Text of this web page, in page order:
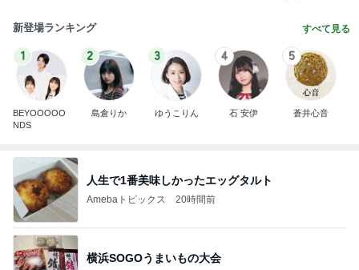
新登場ランキング すべて見る
1
BEYOOOOO
NDS
2
島倉りか
3
ゆうこりん
4
石 安伊
5
蒼井心音
人生で1番美味しかったエッグタルト
Amebaトピックス 20時間前
横浜SOGOうまいもの大会